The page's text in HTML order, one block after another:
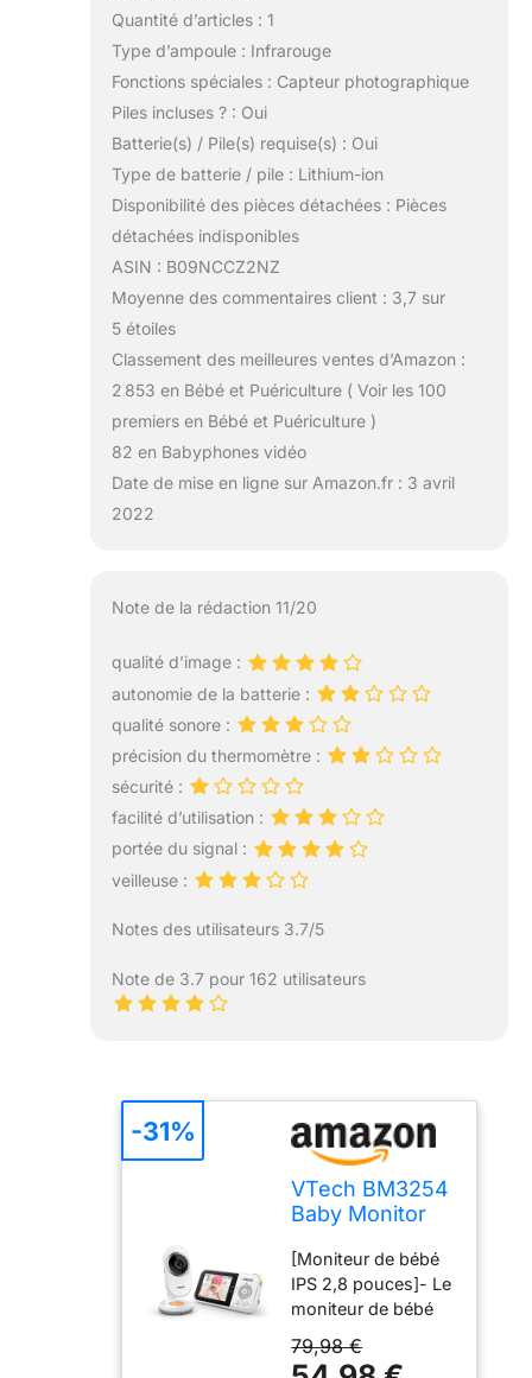
Quantité d’articles : 1
Type d’ampoule : Infrarouge
Fonctions spéciales : Capteur photographique
Piles incluses ? : Oui
Batterie(s) / Pile(s) requise(s) : Oui
Type de batterie / pile : Lithium-ion
Disponibilité des pièces détachées : Pièces
détachées indisponibles
ASIN : B09NCCZ2NZ
Moyenne des commentaires client : 3,7 sur
5 étoiles
Classement des meilleures ventes d’Amazon :
2 853 en Bébé et Puériculture ( Voir les 100
premiers en Bébé et Puériculture )
82 en Babyphones vidéo
Date de mise en ligne sur Amazon.fr : 3 avril
2022
Note de la rédaction 11/20
qualité d’image :
autonomie de la batterie :
qualité sonore :
précision du thermomètre :
sécurité :
facilité d’utilisation :
portée du signal :
veilleuse :
Notes des utilisateurs 3.7/5
Note de 3.7 pour 162 utilisateurs
VTech BM3254
Baby Monitor
Long Rang,2.8"
LCD
Screen,Color
Night
Light,Southing
[Moniteur de bébé
IPS 2,8 pouces]- Le
moniteur de bébé
et écran couleur IPS
79,98 €
-31%